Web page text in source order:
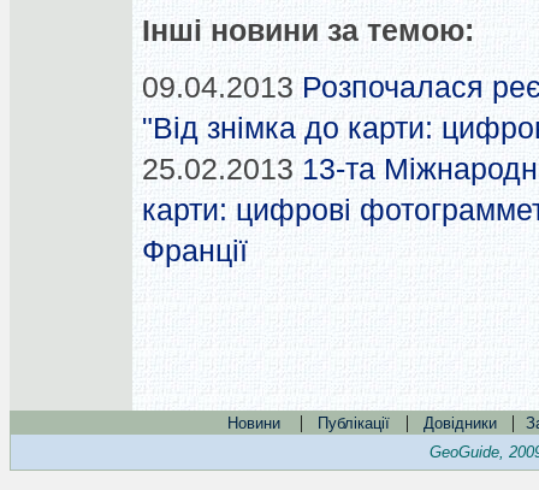
Інші новини за темою:
09.04.2013 Розпочалася
"Від знімка до карти:
25.02.2013 13-та
карти: цифрові
Франції
Новини | Публікації | Довідники |
GeoGuide,